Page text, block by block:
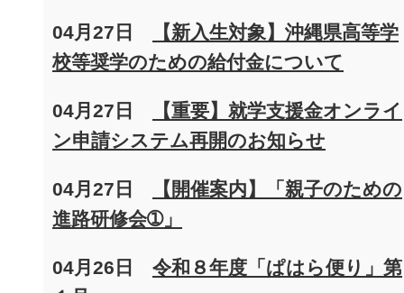
04月27日
【新入生対象】沖縄県高等学
校等奨学のための給付金について
04月27日
【重要】就学支援金オンライ
ン申請システム再開のお知らせ
04月27日
【開催案内】「親子のための
進路研修会➀」
04月26日 令和８年度「ぱはら便り」第